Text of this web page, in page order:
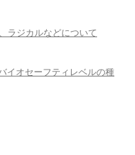
ラジカルなどについて
イオセーフティレベルの種